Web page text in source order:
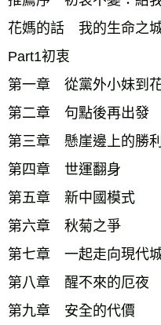
花媽的話　我的生命之
Part1初衷
第一章　從黨外小妹到
第二章　句點後再出發
第三章　懸崖邊上的勝利
第四章　世運翻身
第五章　新中國模式
第六章　秋菊之爭
第七章　一起走向現代
第八章　醒不來的厄夜
第九章　安全的代價